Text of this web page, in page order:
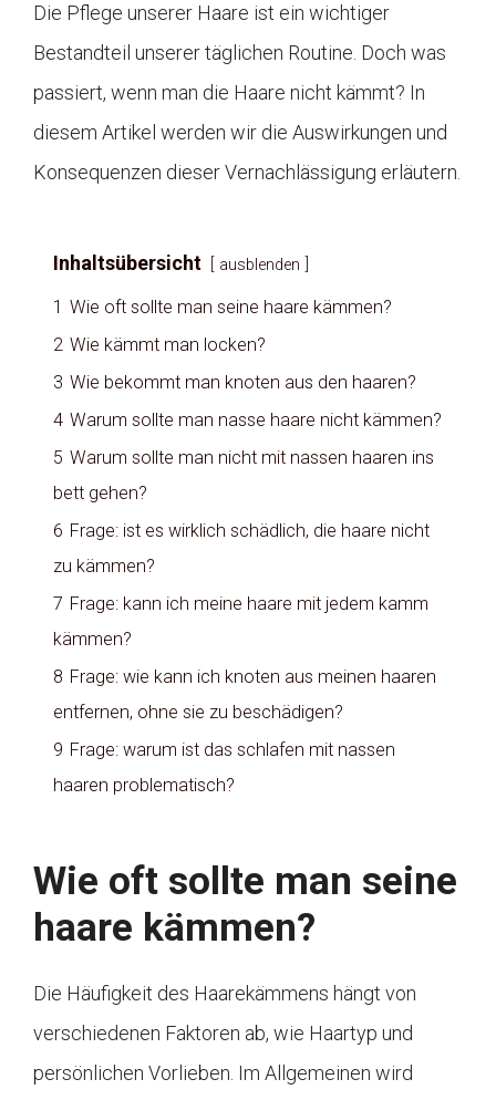
Die Pflege unserer Haare ist ein wichtiger
Bestandteil unserer täglichen Routine. Doch was
passiert, wenn man die Haare nicht kämmt? In
diesem Artikel werden wir die Auswirkungen und
Konsequenzen dieser Vernachlässigung erläutern.
Inhaltsübersicht ausblenden
1 Wie oft sollte man seine haare kämmen?
2 Wie kämmt man locken?
3 Wie bekommt man knoten aus den haaren?
4 Warum sollte man nasse haare nicht kämmen?
5 Warum sollte man nicht mit nassen haaren ins
bett gehen?
6 Frage: ist es wirklich schädlich, die haare nicht
zu kämmen?
7 Frage: kann ich meine haare mit jedem kamm
kämmen?
8 Frage: wie kann ich knoten aus meinen haaren
entfernen, ohne sie zu beschädigen?
9 Frage: warum ist das schlafen mit nassen
haaren problematisch?
Wie oft sollte man seine
haare kämmen?
Die Häufigkeit des Haarekämmens hängt von
verschiedenen Faktoren ab, wie Haartyp und
persönlichen Vorlieben. Im Allgemeinen wird